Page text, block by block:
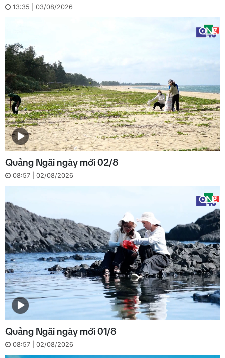
13:35 | 03/08/2026
Quảng Ngãi ngày mới 02/8
08:57 | 02/08/2026
Quảng Ngãi ngày mới 01/8
08:57 | 02/08/2026